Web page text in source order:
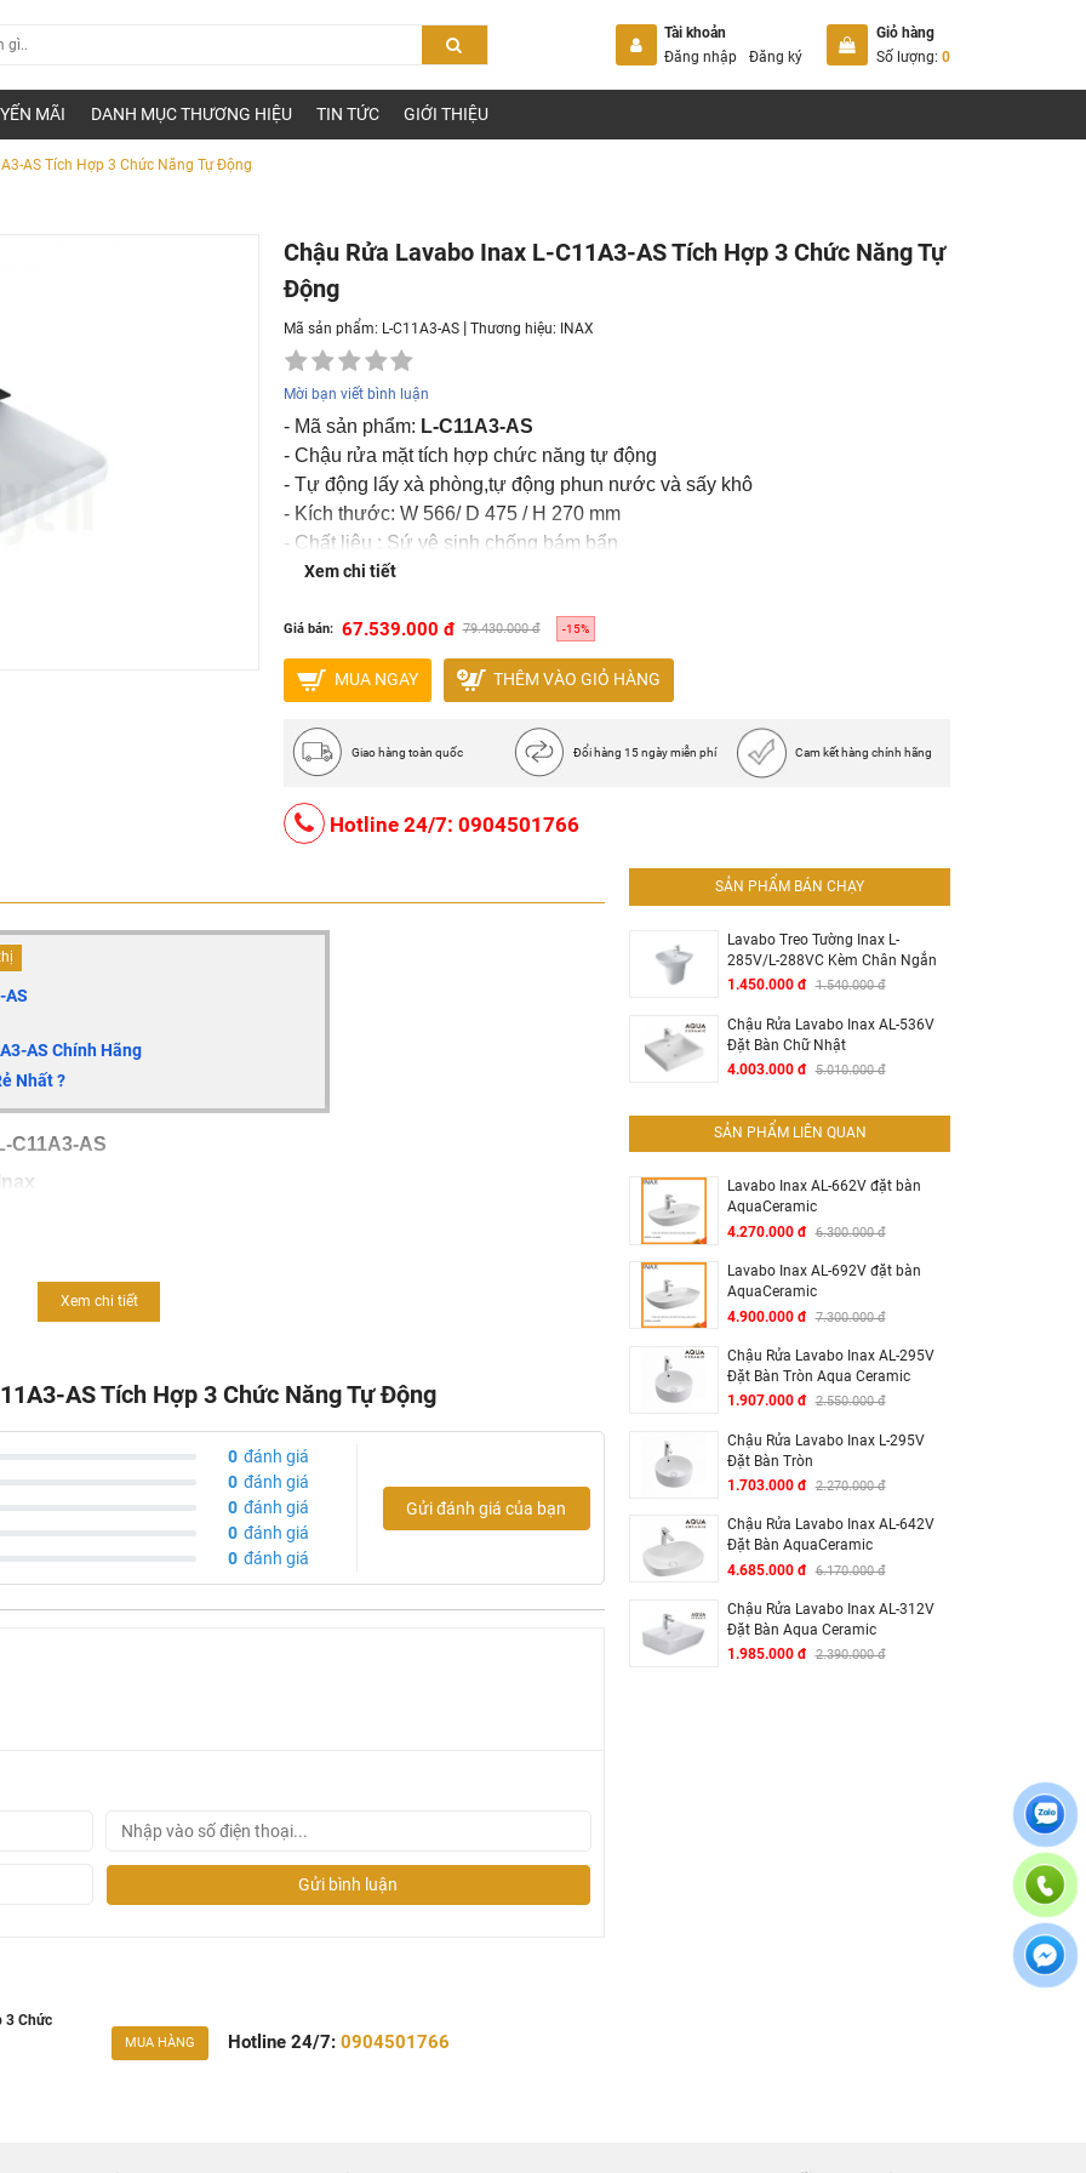
Tài khoản
Đăng nhập
Đăng ký
Giỏ hàng
Số lượng: 0
MÃI DANH MỤC THƯƠNG HIỆU TIN TỨC GIỚI THIỆU
AS Tích Hợp 3 Chức Năng Tự Động
Chậu Rửa Lavabo Inax L-C11A3-AS Tích Hợp 3 Chức Năng Tự
Động
Mã sản phẩm: L-C11A3-AS |Thương hiệu: INAX
Mời bạn viết bình luận
- Mã sản phẩm: L-C11A3-AS
- Chậu rửa mặt tích hợp chức năng tự động
- Tự động lấy xà phòng,tự động phun nước và sấy khô
- Kích thước: W 566/ D 475 / H 270 mm
- Chất liệu : Sứ vệ sinh chống bám bẩn
- Màu sắc: Trắng
Xem chi tiết
Giá bán: 67.539.000 đ 79.430.000 đ -15%
MUA NGAY THÊM VÀO GIỎ HÀNG
Giao hàng toàn quốc Đổi hàng 15 ngày miễn phí Cam kết hàng chính hãng
Hotline 24/7: 0904501766
AS
ASChính Hãng
Nhất ?
C11A3-AS
nước và sấy khô
Xem chi tiết
AS Tích Hợp 3 Chức Năng Tự Động
0 đánh giá
0 đánh giá
0 đánh giá
0 đánh giá
0 đánh giá
Gửi đánh giá của bạn
Gửi bình luận
3 Chức
MUA HÀNG Hotline 24/7:0904501766
SẢN PHẨM BÁN CHẠY
Lavabo Treo Tường Inax L-
285V/L-288VC Kèm Chân Ngắn
1.450.000 đ 1.540.000 đ
Chậu Rửa Lavabo Inax AL-536V
Đặt Bàn Chữ Nhật
4.003.000 đ 5.010.000 đ
SẢN PHẨM LIÊN QUAN
Lavabo Inax AL-662V đặt bàn
AquaCeramic
4.270.000 đ 6.300.000 đ
Lavabo Inax AL-692V đặt bàn
AquaCeramic
4.900.000 đ 7.300.000 đ
Chậu Rửa Lavabo Inax AL-295V
Đặt Bàn Tròn Aqua Ceramic
1.907.000 đ 2.550.000 đ
Chậu Rửa Lavabo Inax L-295V
Đặt Bàn Tròn
1.703.000 đ 2.270.000 đ
Chậu Rửa Lavabo Inax AL-642V
Đặt Bàn AquaCeramic
4.685.000 đ 6.170.000 đ
Chậu Rửa Lavabo Inax AL-312V
Đặt Bàn Aqua Ceramic
1.985.000 đ 2.390.000 đ